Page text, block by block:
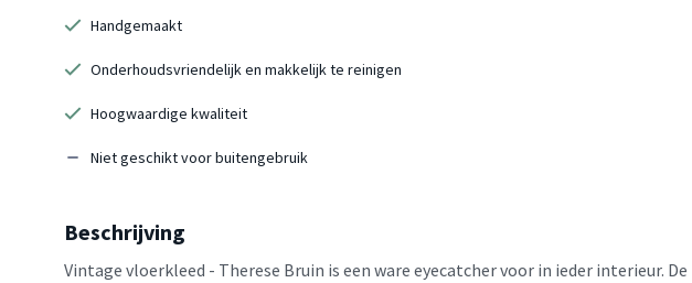
Handgemaakt
Onderhoudsvriendelijk en makkelijk te reinigen
Hoogwaardige kwaliteit
Niet geschikt voor buitengebruik
Beschrijving
Vintage vloerkleed - Therese Bruin is een ware eyecatcher voor in ieder interieur. De